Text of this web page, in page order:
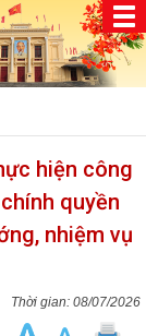
hiện công
quyền
nhiệm vụ
08/07/2026